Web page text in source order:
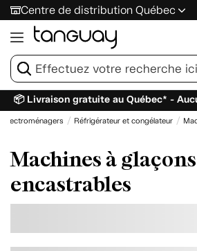
Centre de distribution Québec
📦 Livraison gratuite au Québec* -
Électroménagers Réfrigérateur et congélateur
Machines à glaçons
encastrables